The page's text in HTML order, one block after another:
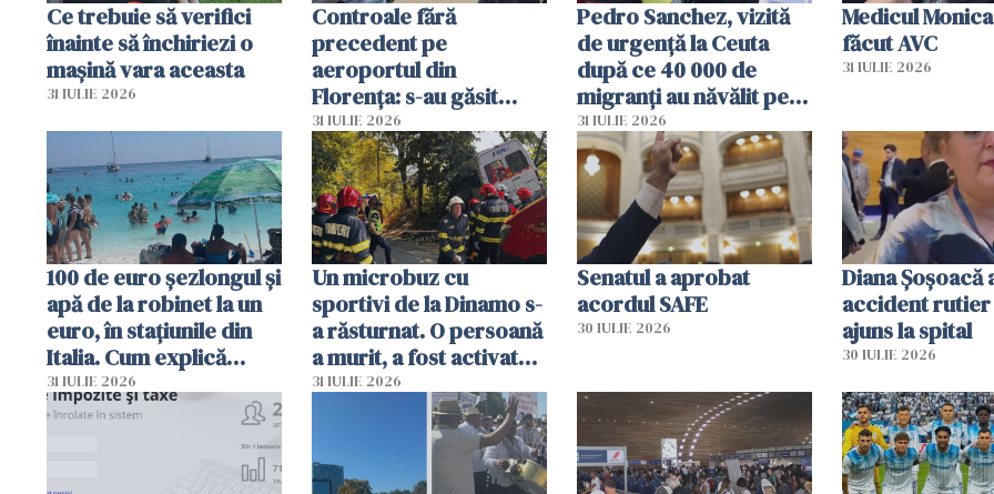
Ce trebuie să verifici
înainte să închiriezi o
mașină vara aceasta
31 IULIE 2026
Controale fără
precedent pe
aeroportul din
Florența: s-au găsit
capete de aligator și o
sumă imensă de bani
31 IULIE 2026
Pedro Sanchez, vizită
de urgență la Ceuta
după ce 40 000 de
migranți au năvălit pe
teritoriul spaniol: „Vom
mobiliza toate
resursele"
31 IULIE 2026
Medicul
făcut AVC
31 IULIE 2026
100 de euro șezlongul și
apă de la robinet la un
euro, în stațiunile din
Italia. Cum explică
autoritățile
31 IULIE 2026
Un microbuz cu
sportivi de la Dinamo s-
a răsturnat. O persoană
a murit, a fost activat
planul roșu de
31 IULIE 2026
Senatul a aprobat
acordul SAFE
30 IULIE 2026
Diana Șoșoacă
accident rutier
ajuns la spital
30 IULIE 2026